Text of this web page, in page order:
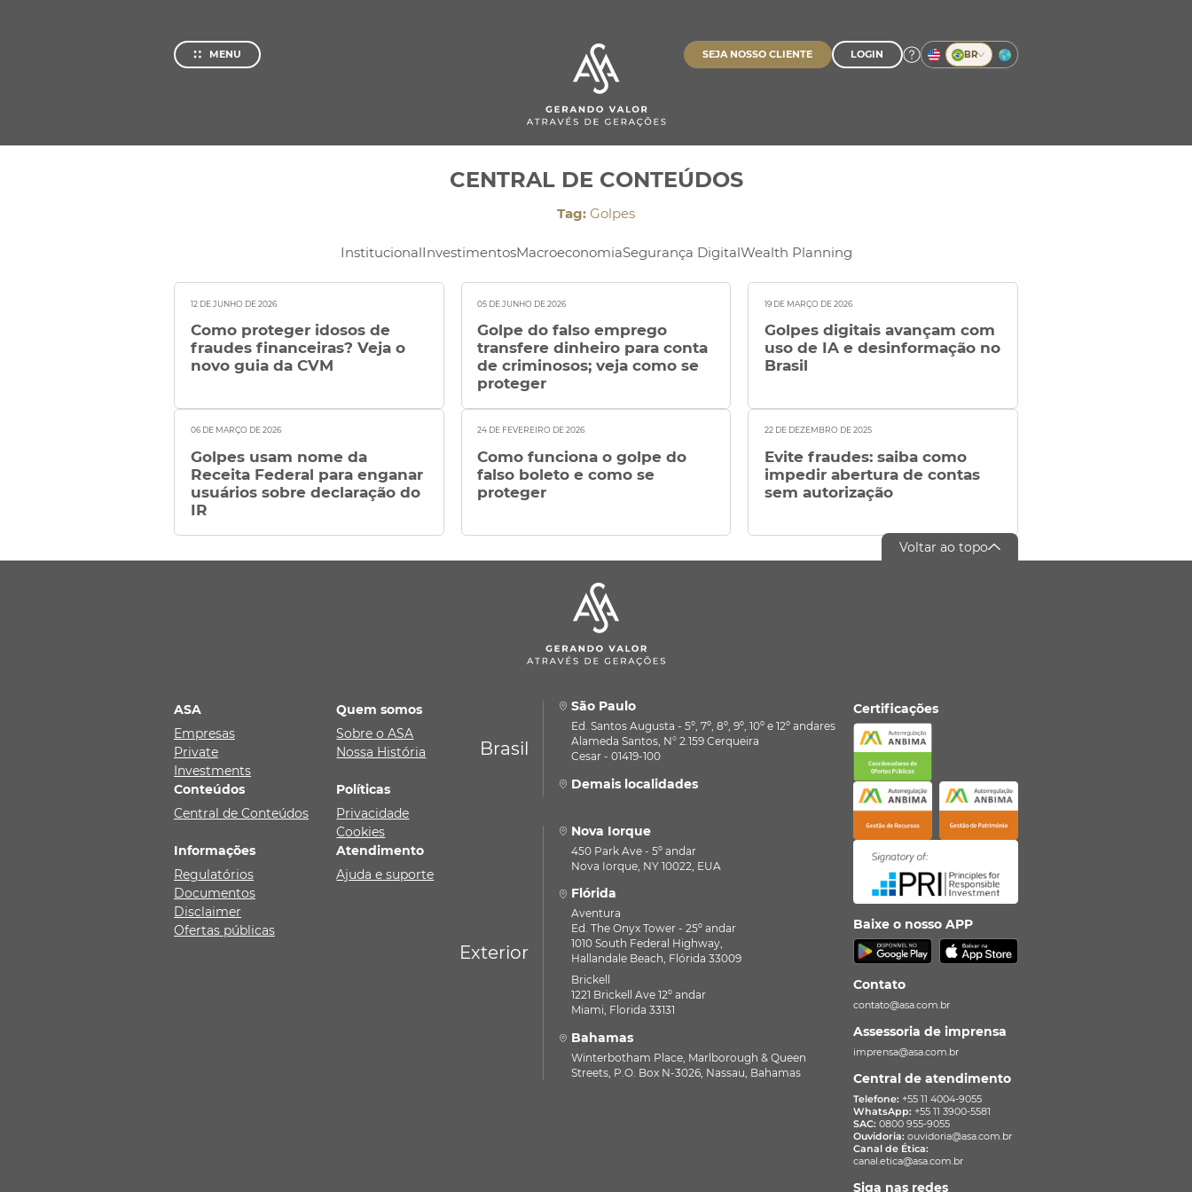
MENU SEJA NOSSO CLIENTE LOGIN BR
Nossa História
Ajuda e suporte
Pagamentos
Cobrança
Investimentos
Ver Todos
Empréstimos
Ver Todos
Investimentos
Empréstimos
Ver Todos
FECHAR BUSCAR
CENTRAL DE CONTEÚDOS
Tag: Golpes
InstitucionalInvestimentosMacroeconomiaSegurança DigitalWealth Planning
12 DE JUNHO DE 2026
Como proteger idosos de
fraudes financeiras? Veja o
novo guia da CVM
05 DE JUNHO DE 2026
Golpe do falso emprego
transfere dinheiro para conta
de criminosos; veja como se
proteger
19 DE MARÇO DE 2026
Golpes digitais avançam com
uso de IA e desinformação no
Brasil
06 DE MARÇO DE 2026
Golpes usam nome da
Receita Federal para enganar
usuários sobre declaração do
IR
24 DE FEVEREIRO DE 2026
Como funciona o golpe do
falso boleto e como se
proteger
22 DE DEZEMBRO DE 2025
Evite fraudes: saiba como
impedir abertura de contas
sem autorização
Voltar ao topo
ASA
Empresas
Private
Investments
Quem somos
Sobre o ASA
Nossa História
Conteúdos
Central de Conteúdos
Políticas
Privacidade
Cookies
Informações
Regulatórios
Documentos
Disclaimer
Ofertas públicas
Atendimento
Ajuda e suporte
Brasil
São Paulo
Ed. Santos Augusta - 5º, 7º, 8º, 9º, 10º e 12º andares
Alameda Santos, N° 2.159 Cerqueira
Cesar - 01419-100
Demais localidades
Exterior
Nova Iorque
450 Park Ave - 5º andar
Nova Iorque, NY 10022, EUA
Flórida
Aventura
Ed. The Onyx Tower - 25º andar
1010 South Federal Highway,
Hallandale Beach, Flórida 33009
Brickell
1221 Brickell Ave 12º andar
Miami, Florida 33131
Bahamas
Winterbotham Place, Marlborough & Queen
Streets, P.O. Box N-3026, Nassau, Bahamas
Certificações
Baixe o nosso APP
Contato
contato@asa.com.br
Assessoria de imprensa
imprensa@asa.com.br
Central de atendimento
Telefone: +55 11 4004-9055
WhatsApp: +55 11 3900-5581
SAC: 0800 955-9055
Ouvidoria: ouvidoria@asa.com.br
Canal de Ética:
canal.etica@asa.com.br
Siga nas redes